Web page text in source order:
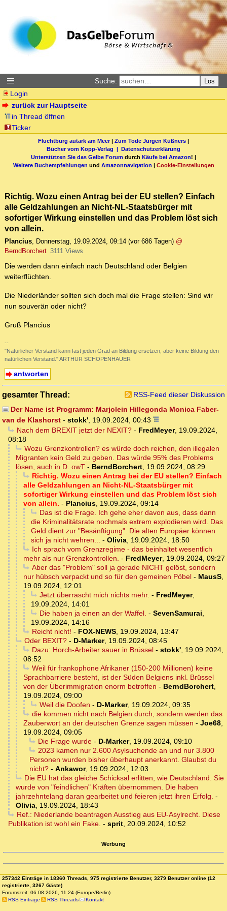
Suche: Los
Login
zurück zur Hauptseite
in Thread öffnen
Ticker
Fluchtburg autark am Meer| Zum Tode Jürgen Küßners |
Bücher vom Kopp-Verlag | Datenschutzerklärung
Unterstützen Sie das Gelbe Forum durch Käufe bei Amazon! |
Weitere Buchempfehlungen und Amazonnavigation | Cookie-Einstellungen
Richtig. Wozu einen Antrag bei der EU stellen? Einfach
alle Geldzahlungen an Nicht-NL-Staatsbürger mit
sofortiger Wirkung einstellen und das Problem löst sich
von allein.
Plancius, Donnerstag, 19.09.2024, 09:14 (vor 686 Tagen) @
BerndBorchert 3111 Views
Die werden dann einfach nach Deutschland oder Belgien
weiterflüchten.
Die Niederländer sollten sich doch mal die Frage stellen: Sind wir
nun souverän oder nicht?
Gruß Plancius
--
"Natürlicher Verstand kann fast jeden Grad an Bildung ersetzen, aber keine Bildung den
natürlichen Verstand." ARTHUR SCHOPENHAUER
antworten
gesamter Thread:
RSS-Feed dieser Diskussion
Der Name ist Programm: Marjolein Hillegonda Monica Faber-
van de Klashorst - stokk', 19.09.2024, 00:43
Nach dem BREXIT jetzt der NEXIT?- FredMeyer, 19.09.2024,
08:18
Wozu Grenzkontrollen? es würde doch reichen, den illegalen
Migranten kein Geld zu geben. Das würde 95% des Problems
lösen, auch in D. owT - BerndBorchert, 19.09.2024, 08:29
Richtig. Wozu einen Antrag bei der EU stellen? Einfach
alle Geldzahlungen an Nicht-NL-Staatsbürger mit
sofortiger Wirkung einstellen und das Problem löst sich
von allein. - Plancius, 19.09.2024, 09:14
Das ist die Frage. Ich gehe eher davon aus, dass dann
die Kriminalitätsrate nochmals extrem explodieren wird. Das
Geld dient zur "Besänftigung". Die alten Europäer können
sich ja nicht wehren... - Olivia, 19.09.2024, 18:50
Ich sprach vom Grenzregime - das beinhaltet wesentlich
mehr als nur Grenzkontrollen. - FredMeyer, 19.09.2024, 09:27
Aber das "Problem" soll ja gerade NICHT gelöst, sondern
nur hübsch verpackt und so für den gemeinen Pöbel - MausS,
19.09.2024, 12:01
Jetzt überrascht mich nichts mehr. - FredMeyer,
19.09.2024, 14:01
Die haben ja einen an der Waffel. - SevenSamurai,
19.09.2024, 14:16
Reicht nicht! - FOX-NEWS, 19.09.2024, 13:47
Oder BEXIT?- D-Marker, 19.09.2024, 08:45
Dazu: Horch-Arbeiter sauer in Brüssel- stokk', 19.09.2024,
08:52
Weil für frankophone Afrikaner (150-200 Millionen) keine
Sprachbarriere besteht, ist der Süden Belgiens inkl. Brüssel
von der Überimmigration enorm betroffen - BerndBorchert,
19.09.2024, 09:00
Weil die Doofen - D-Marker, 19.09.2024, 09:35
die kommen nicht nach Belgien durch, sondern werden das
Zauberwort an der deutschen Grenze sagen müssen - Joe68,
19.09.2024, 09:05
Die Frage wurde- D-Marker, 19.09.2024, 09:10
2023 kamen nur 2.600 Asylsuchende an und nur 3.800
Personen wurden bisher überhaupt anerkannt. Glaubst du
nicht? - Ankawor, 19.09.2024, 12:03
Die EU hat das gleiche Schicksal erlitten, wie Deutschland. Sie
wurde von "feindlichen" Kräften übernommen. Die haben
jahrzehntelang daran gearbeitet und feieren jetzt ihren Erfolg. -
Olivia, 19.09.2024, 18:43
Ref.: Niederlande beantragen Ausstieg aus EU-Asylrecht. Diese
Publikation ist wohl ein Fake. - sprit, 20.09.2024, 10:52
Werbung
257342 Einträge in 18360 Threads, 975 registrierte Benutzer, 3279 Benutzer online (12
registrierte, 3267 Gäste)
Forumszeit: 06.08.2026, 11:24 (Europe/Berlin)
RSS Einträge
RSS Threads Kontakt